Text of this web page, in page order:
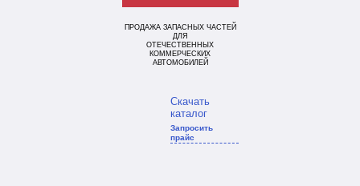
ПРОДАЖА ЗАПАСНЫХ ЧАСТЕЙ
ДЛЯ
ОТЕЧЕСТВЕННЫХ
КОММЕРЧЕСКИХ
АВТОМОБИЛЕЙ
Скачать
каталог
Запросить
прайс